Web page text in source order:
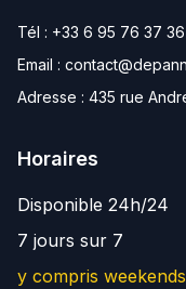
Tél : +33 6 95 76 37 36
Email :
Adresse : 435 rue
Horaires
Disponible 24h/24
7 jours sur 7
y compris weekends